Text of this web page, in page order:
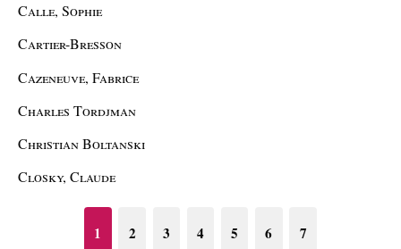
Calle, Sophie
Cartier-Bresson
Cazeneuve, Fabrice
Charles Tordjman
Christian Boltanski
Closky, Claude
1 2 3 4 5 6 7